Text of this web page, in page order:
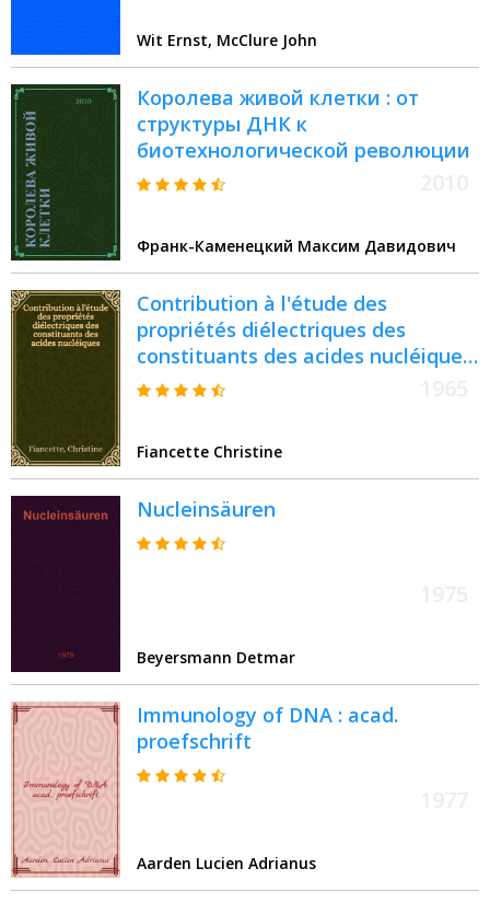
Wit Ernst, McClure John
Королева живой клетки : от
структуры ДНК к
биотехнологической революции
Франк-Каменецкий Максим Давидович
Contribution à l'étude des
propriétés diélectriques des
constituants des acides nucléiques
: Thèse présentée à la Faculté des
Fiancette Christine
Nucleinsäuren
Beyersmann Detmar
Immunology of DNA : acad.
proefschrift
Aarden Lucien Adrianus